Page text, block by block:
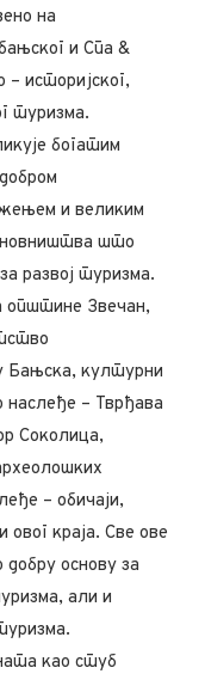
на
и Спа &
историјског,
туризма.
богатим
и великим
што
развој туризма.
општине Звечан,
Бањска, културни
– Тврђава
Соколица,
– обичаји,
краја. Све ове
основу за
али и
као стуб